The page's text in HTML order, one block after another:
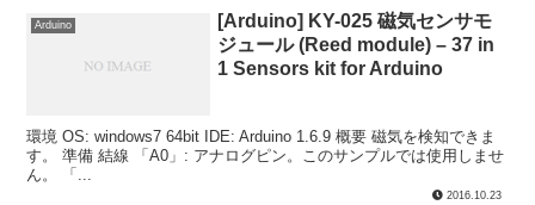
Arduino
[Arduino] KY-025 磁気センサモ
ジュール (Reed module) – 37 in
1 Sensors kit for Arduino
環境 OS: windows7 64bit IDE: Arduino 1.6.9 概要 磁気を検知できま
す。 準備 結線 「A0」: アナログピン。このサンプルでは使用しませ
ん。 「...
2016.10.23